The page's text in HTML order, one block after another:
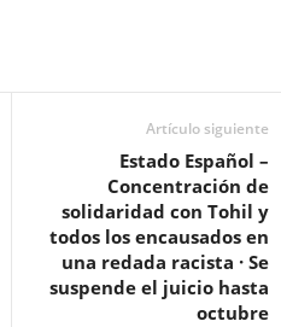
Artículo siguiente
Estado Español –
Concentración de
solidaridad con Tohil y
todos los encausados en
una redada racista · Se
suspende el juicio hasta
octubre